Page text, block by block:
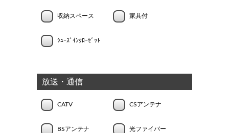
収納スペース 家具付
ｼｭｰｽﾞｲﾝｸﾛｰｾﾞｯﾄ
放送・通信
CATV CSアンテナ
BSアンテナ 光ファイバー